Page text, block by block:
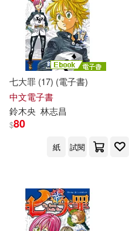
七大罪 (17) (電子書)
中文電子書
鈴木央 林志昌
$80
紙 試閱